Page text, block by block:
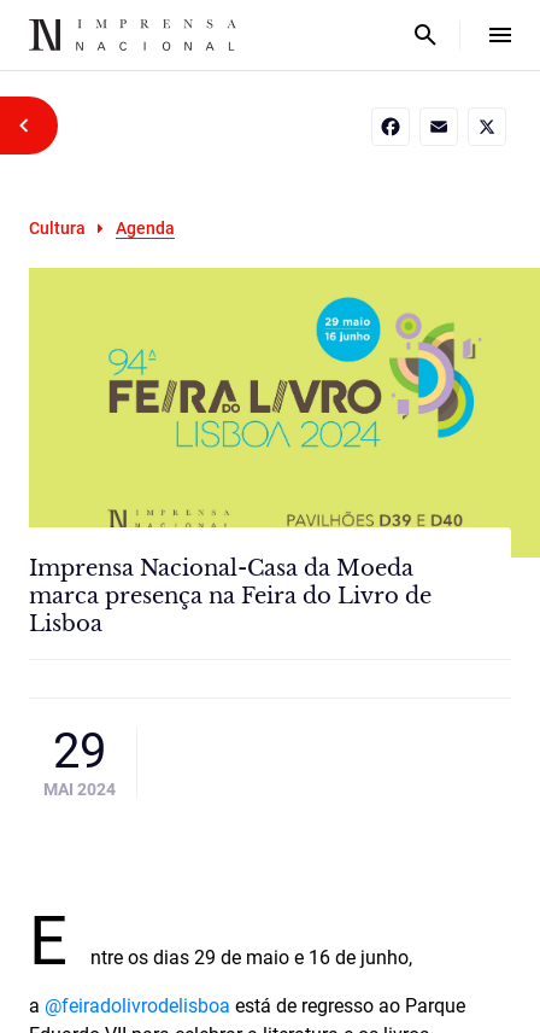
Cultura Agenda
Imprensa Nacional-Casa da Moeda
marca presença na Feira do Livro de
Lisboa
29
MAI 2024
E ntre os dias 29 de maio e 16 de junho,
a @feiradolivrodelisboa está de regresso ao Parque